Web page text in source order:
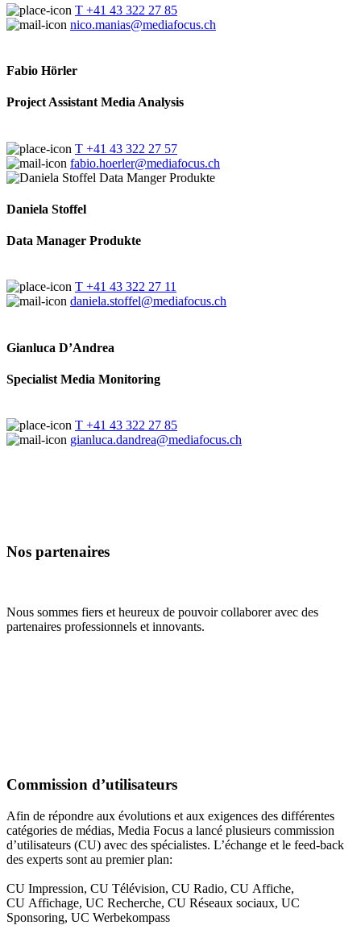
T +41 43 322 27 85
nico.manias@mediafocus.ch
Fabio Hörler
Project Assistant Media Analysis
T +41 43 322 27 57
fabio.hoerler@mediafocus.ch
Daniela Stoffel
Data Manager Produkte
T +41 43 322 27 11
daniela.stoffel@mediafocus.ch
Gianluca D’Andrea
Specialist Media Monitoring
T +41 43 322 27 85
gianluca.dandrea@mediafocus.ch
Nos partenaires
Nous sommes fiers et heureux de pouvoir collaborer avec des
partenaires professionnels et innovants.
Commission d’utilisateurs
Afin de répondre aux évolutions et aux exigences des différentes
catégories de médias, Media Focus a lancé plusieurs commission
d’utilisateurs (CU) avec des spécialistes. L’échange et le feed-back
des experts sont au premier plan:
CU Impression, CU Télévision, CU Radio, CU Affiche,
CU Affichage, UC Recherche, CU Réseaux sociaux, UC
Sponsoring, UC Werbekompass